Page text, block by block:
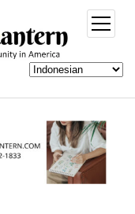
open
menu